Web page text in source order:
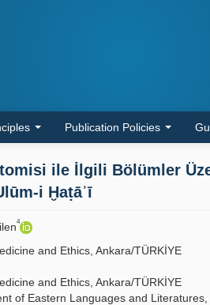
Publication Policies
ile İlgili Bölümler
i Ḫaṭāʾī
4
and Ethics, Ankara/TÜRKİYE
and Ethics, Ankara/TÜRKİYE
of Eastern Languages and Literatures,